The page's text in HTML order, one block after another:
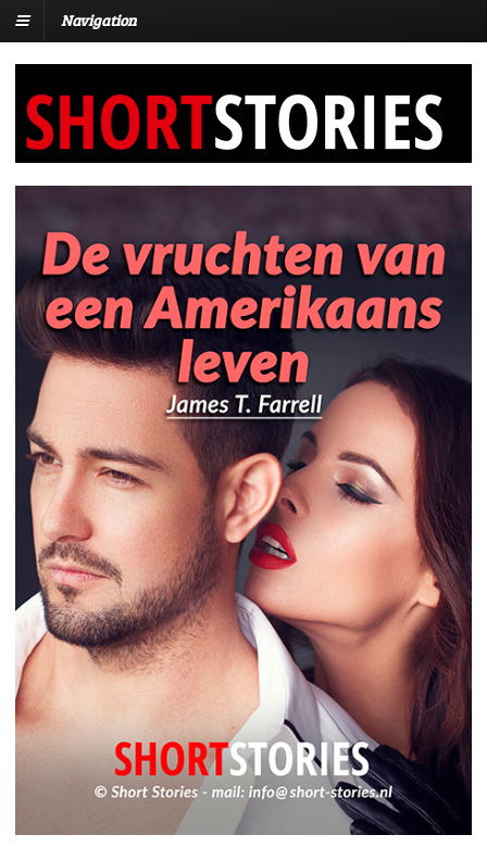
Navigation